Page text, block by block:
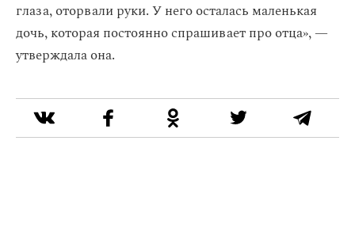
глаза, оторвали руки. У него осталась маленькая
дочь, которая постоянно спрашивает про отца», —
утверждала она.